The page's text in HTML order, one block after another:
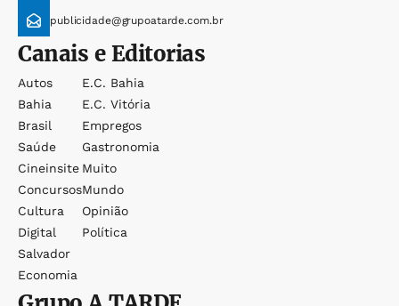
publicidade@grupoatarde.com.br
Canais e Editorias
Autos
Bahia
Brasil
Saúde
Cineinsite
Concursos
Cultura
Digital
Salvador
Economia
E.c. Bahia
E.c. Vitória
Empregos
Gastronomia
Muito
Mundo
Opinião
Política